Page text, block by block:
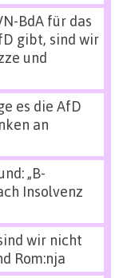
BdA für das
gibt, sind wir
und
es die AfD
an
„B-
Insolvenz
wir nicht
Rom:nja